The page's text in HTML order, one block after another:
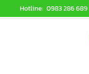
Hotline: 0983 286 689